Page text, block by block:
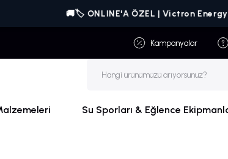
Kampanyalar
Su Sporları & Eğlence
🚚🏷️ ONLINE'A ÖZEL | Victron Energy